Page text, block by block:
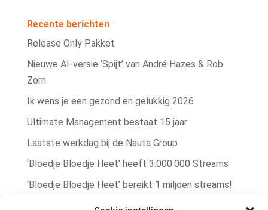
Recente berichten
Release Only Pakket
Nieuwe AI‑versie ‘Spijt’ van André Hazes & Rob
Zorn
Ik wens je een gezond en gelukkig 2026
Ultimate Management bestaat 15 jaar
Laatste werkdag bij de Nauta Group
‘Bloedje Bloedje Heet’ heeft 3.000.000 Streams
‘Bloedje Bloedje Heet’ bereikt 1 miljoen streams!
Rob Zorn single ‘Bere Bere Koud’ winterhit!